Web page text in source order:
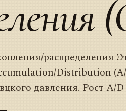
распределения
Distribution
давления. Рост A/